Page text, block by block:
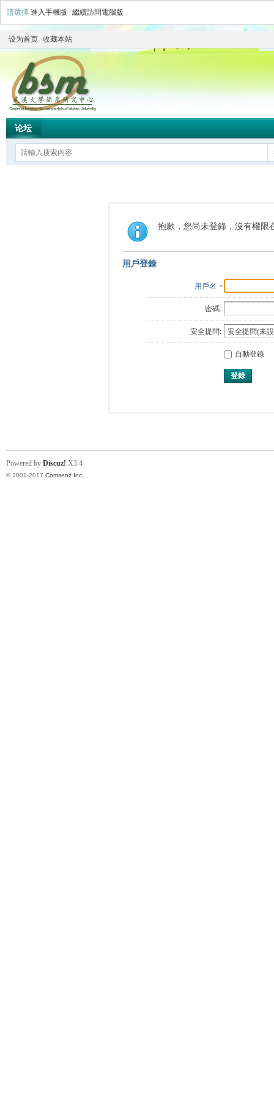
請選擇 進入手機版 繼續訪問電腦版
设为首页 收藏本站
论坛
抱歉，您尚未登錄，沒有權限
用戶登錄
用戶名
密碼:
安全提問:
自動登錄
登錄
Powered by Discuz! X3.4
© 2001-2017 Comsenz Inc.